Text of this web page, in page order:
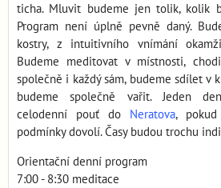
ticha. Mluvit budeme jen tolik, kolik
Program není úplně pevně daný.
kostry, z intuitivního vnímání
Budeme meditovat v místnosti,
společně i každý sám, budeme sdílet v
budeme společně vařit. Jeden
celodenní pouť do Neratova,
podmínky dovolí. Časy budou trochu
Orientační denní program
7:00 - 8:30 meditace